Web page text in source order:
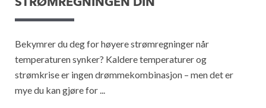
STRØMREGNINGEN DIN
Bekymrer du deg for høyere strømregninger når
temperaturen synker? Kaldere temperaturer og
strømkrise er ingen drømmekombinasjon – men det er
mye du kan gjøre for ...